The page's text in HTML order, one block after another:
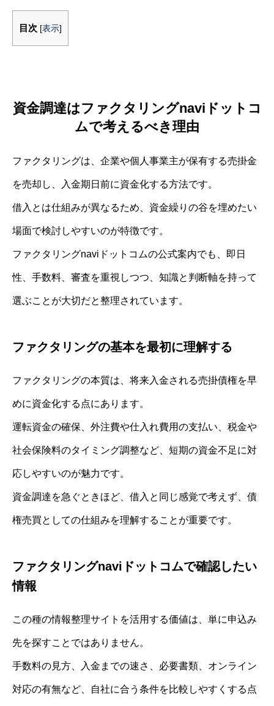
目次 [表示]
資金調達はファクタリングnaviドットコ
ムで考えるべき理由
ファクタリングは、企業や個人事業主が保有する売掛金
を売却し、入金期日前に資金化する方法です。
借入とは仕組みが異なるため、資金繰りの谷を埋めたい
場面で検討しやすいのが特徴です。
ファクタリングnaviドットコムの公式案内でも、即日
性、手数料、審査を重視しつつ、知識と判断軸を持って
選ぶことが大切だと整理されています。
ファクタリングの基本を最初に理解する
ファクタリングの本質は、将来入金される売掛債権を早
めに資金化する点にあります。
運転資金の確保、外注費や仕入れ費用の支払い、税金や
社会保険料のタイミング調整など、短期の資金不足に対
応しやすいのが魅力です。
資金調達を急ぐときほど、借入と同じ感覚で考えず、債
権売買としての仕組みを理解することが重要です。
ファクタリングnaviドットコムで確認したい
情報
この種の情報整理サイトを活用する価値は、単に申込み
先を探すことではありません。
手数料の見方、入金までの速さ、必要書類、オンライン
対応の有無など、自社に合う条件を比較しやすくする点